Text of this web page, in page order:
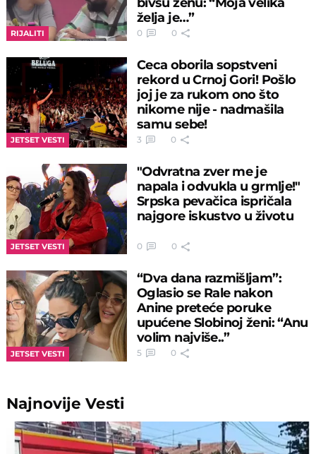
RIJALITI
želja je…”
0 0
JETSET VESTI
Ceca oborila sopstveni
rekord u Crnoj Gori! Pošlo
joj je za rukom ono što
nikome nije - nadmašila
samu sebe!
3 0
JETSET VESTI
"Odvratna zver me je
napala i odvukla u grmlje!"
Srpska pevačica ispričala
najgore iskustvo u životu
0 0
JETSET VESTI
“Dva dana razmišljam”:
Oglasio se Rale nakon
Anine preteće poruke
upućene Slobinoj ženi: “Anu
volim najviše..”
5 0
NajnovijeVesti